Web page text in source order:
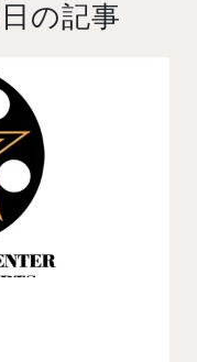
日の記事